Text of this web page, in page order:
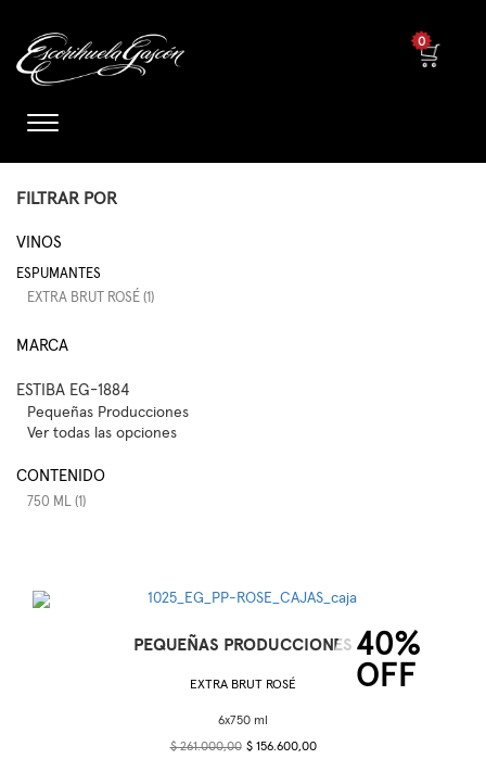
0
FILTRAR POR
VINOS
ESPUMANTES
EXTRA BRUT ROSÉ (1)
MARCA
ESTIBA EG-1884
Pequeñas Producciones
Ver todas las opciones
CONTENIDO
750 ML (1)
40%
OFF
PEQUEÑAS PRODUCCIONES
EXTRA BRUT ROSÉ
$ 261.000,00 $ 156.600,00